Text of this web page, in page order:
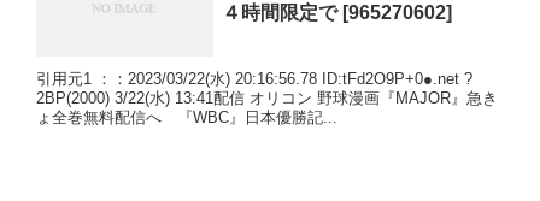
４時間限定で [965270602]
引用元1 ：：2023/03/22(水) 20:16:56.78 ID:tFd2O9P+0●.net ?
2BP(2000) 3/22(水) 13:41配信 オリコン 野球漫画『MAJOR』急き
ょ全巻無料配信へ 『WBC』日本優勝記...